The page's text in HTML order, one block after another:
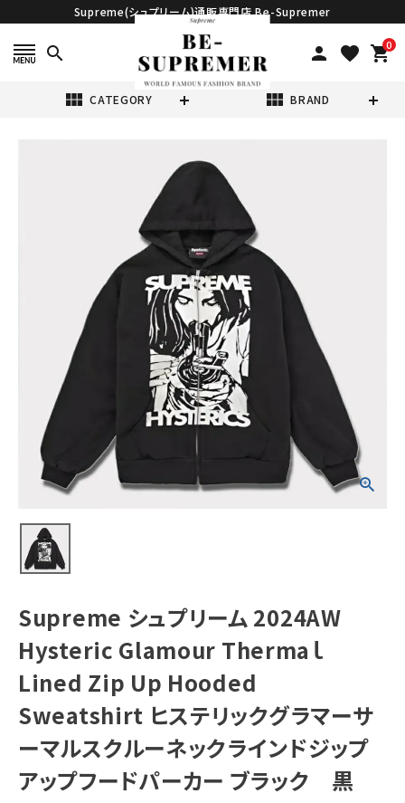
Supreme(シュプリーム)通販専門店 Be-Supremer
search person favorite 0
shopping_cart
view_module CATEGORY view_module BRAND
Supreme シュプ
リーム 2024AW
Glamour
Thermaｌ Lined
Hooded
Sweatshirt ヒス
テリックグラマー
サーマルスクルー
ネックラインドジ
ップアップフード
パーカー ブラッ
NEW ITEMS
CATEGORY
Tシャツ・ロングスリーブ
パーカー・トレーナー
ジャケット・アウター
キャップ・ハット
ニット帽・ビーニー
バックパック・リュック
その他バッグ類
スニーカー・ブーツ
Supreme シュプリーム 2024AW
Hysteric Glamour Thermaｌ
Lined Zip Up Hooded
Sweatshirt ヒステリックグラマーサ
ーマルスクルーネックラインドジップ
アップフードパーカー ブラック 黒